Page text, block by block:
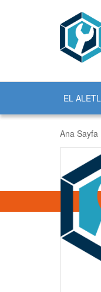
EL
Ana Sayfa